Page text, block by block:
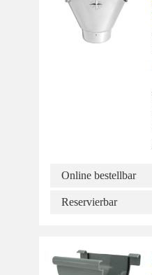
Online bestellbar
Reservierbar